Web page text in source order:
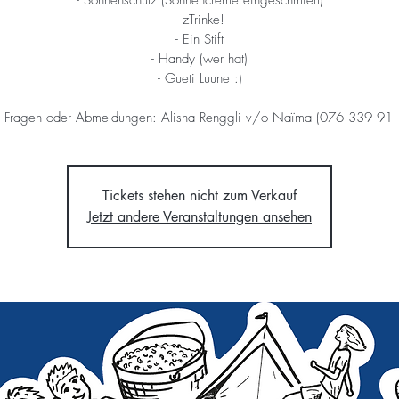
- zTrinke!
- Ein Stift
- Handy (wer hat)
- Gueti Luune :)
Fragen oder Abmeldungen: Alisha Renggli v/o Naïma (076 339 91
Tickets stehen nicht zum Verkauf
Jetzt andere Veranstaltungen ansehen